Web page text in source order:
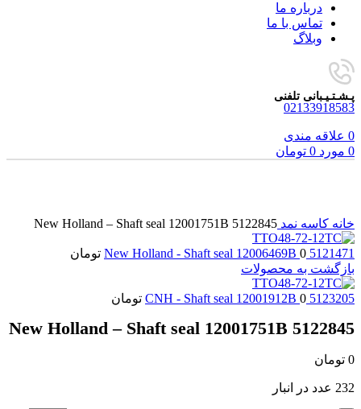
درباره ما
تماس با ما
وبلاگ
پـشـتـیـبانی تلفنی
02133918583
0 علاقه مندی
0 مورد 0 تومان
خانه کاسه نمد 5122845 New Holland – Shaft seal 12001751B
5121471 New Holland - Shaft seal 12006469B
0
تومان
بازگشت به محصولات
5123205 CNH - Shaft seal 12001912B
0 تومان
5122845 New Holland – Shaft seal 12001751B
0 تومان
232 عدد در انبار